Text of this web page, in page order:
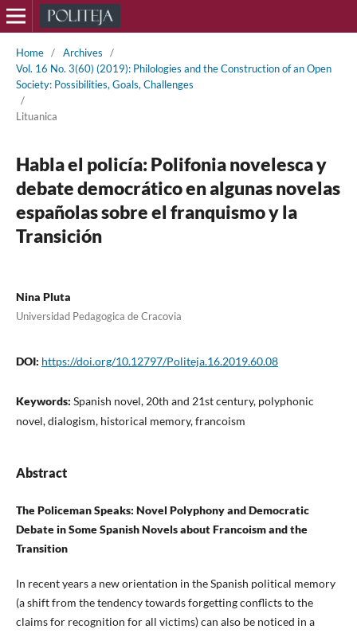
Home / Archives
/
Vol. 16 No. 3(60) (2019): Philologies and the Construction of an Open
Society: Possibilities, Goals, Challenges
/
Lituanica
Habla el policía: Polifonia novelesca y
debate democrático en algunas novelas
españolas sobre el franquismo y la
Transición
Nina Pluta
Universidad Pedagogica de Cracovia
DOI: https://doi.org/10.12797/Politeja.16.2019.60.08
Keywords: Spanish novel, 20th and 21st century, polyphonic
novel, dialogism, historical memory, francoism
Abstract
The Policeman Speaks: Novel Polyphony and Democratic
Debate in Some Spanish Novels about Francoism and the
Transition
In recent years a new orientation in the Spanish political memory
(a shift from the tendency towards forgetting conflicts to the
claims for recognition for all victims) can also be noticed in a